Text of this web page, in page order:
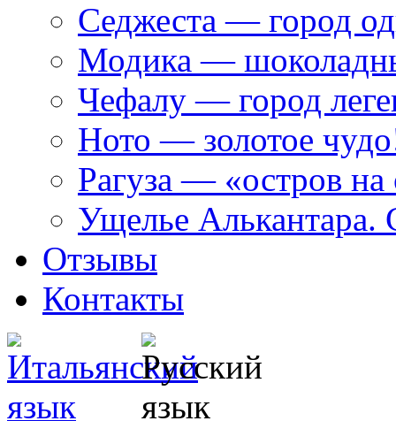
Седжеста — город
Модика —
Чефалу — город
Ното — золотое
Рагуза — «остров на
Ущелье Алькантара.
Отзывы
Контакты